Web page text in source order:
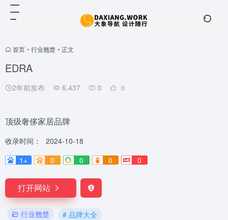
首页 • 行业翘楚 • 正文
EDRA
2年前发布 6,437 0 0
顶级奢侈家居品牌
收录时间：
2024-10-18
1+
0 0 0 0
打开网站
行业翘楚 # 品牌大全